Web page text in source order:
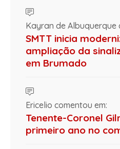
Kayran de Albuquerque
SMTT inicia
ampliação da
em Brumado
Ericelio comentou em:
Tenente-Coronel
primeiro ano no